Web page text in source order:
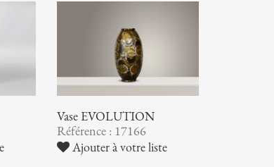
Vase EVOLUTION
Référence : 17166
Ajouter à votre liste